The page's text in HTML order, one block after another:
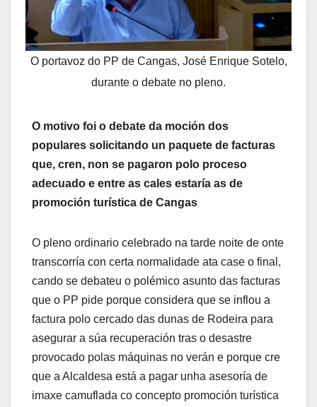
O portavoz do PP de Cangas, José Enrique Sotelo,
durante o debate no pleno.
O motivo foi o debate da moción dos
populares solicitando un paquete de facturas
que, cren, non se pagaron polo proceso
adecuado e entre as cales estaría as de
promoción turística de Cangas
O pleno ordinario celebrado na tarde noite de onte
transcorría con certa normalidade ata case o final,
cando se debateu o polémico asunto das facturas
que o PP pide porque considera que se inflou a
factura polo cercado das dunas de Rodeira para
asegurar a súa recuperación tras o desastre
provocado polas máquinas no verán e porque cre
que a Alcaldesa está a pagar unha asesoría de
imaxe camuflada co concepto promoción turística